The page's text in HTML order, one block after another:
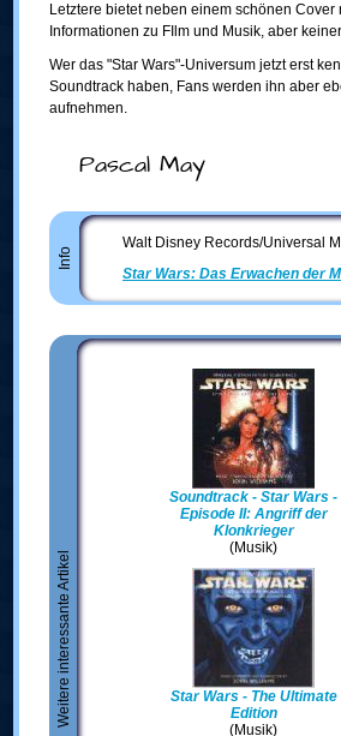
Letztere bietet neben einem schönen
Informationen zu FIlm und Musik, aber
Wer das "Star Wars"-Universum jetzt erst
Soundtrack haben, Fans werden ihn aber
aufnehmen.
Pascal May
Info
Walt Disney Records/Universal
Star Wars: Das Erwachen der
Weitere interessante Artikel
Soundtrack - Star Wars -
Episode II: Angriff der
Klonkrieger
(Musik)
Star Wars - The Ultimate
Edition
(Musik)